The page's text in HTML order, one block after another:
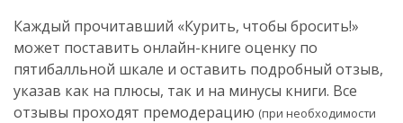
Каждый прочитавший «Курить, чтобы бросить!»
может поставить онлайн-книге оценку по
пятибалльной шкале и оставить подробный отзыв,
указав как на плюсы, так и на минусы книги. Все
отзывы проходят премодерацию (при необходимости